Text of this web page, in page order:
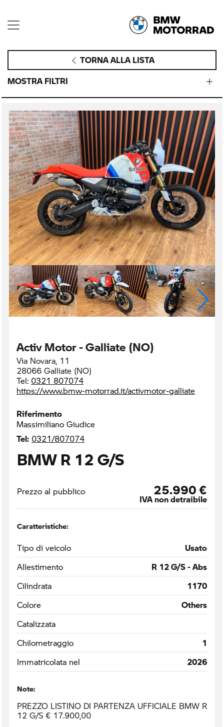
TORNA ALLA LISTA
MOSTRA FILTRI
Activ Motor - Galliate (NO)
Via Novara, 11
28066 Galliate (NO)
Tel: 0321 807074
https://www.bmw-motorrad.it/activmotor-galliate
Riferimento
Massimiliano Giudice
Tel: 0321/807074
BMW R 12 G/S
Prezzo al pubblico 25.990 €
IVA non detraibile
Caratteristiche:
Tipo di veicolo
Usato
Allestimento
R 12 G/S - Abs
Cilindrata
1170
Colore
Others
Catalizzata
Chilometraggio
1
Immatricolata nel
2026
Note:
PREZZO LISTINO DI PARTENZA UFFICIALE BMW R
12 G/S € 17.900,00